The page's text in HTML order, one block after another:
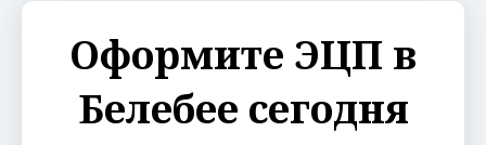
Оформите ЭЦП в
Белебее сегодня